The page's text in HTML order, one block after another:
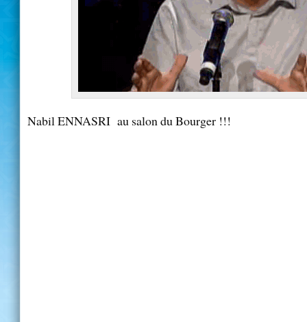
Nabil ENNASRI au salon du Bourger !!!